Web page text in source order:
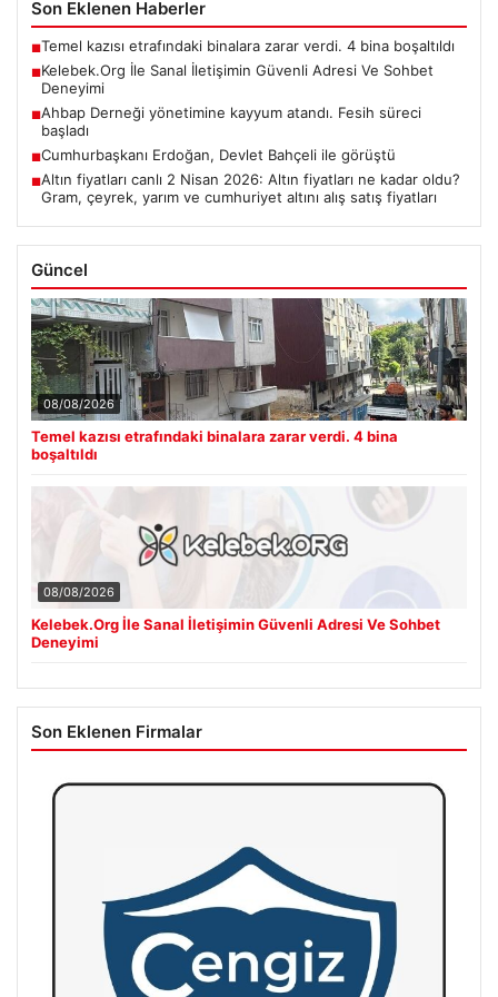
Son Eklenen Haberler
■Temel kazısı etrafındaki binalara zarar verdi. 4 bina boşaltıldı
■Kelebek.Org İle Sanal İletişimin Güvenli Adresi Ve Sohbet
Deneyimi
■Ahbap Derneği yönetimine kayyum atandı. Fesih süreci
başladı
■Cumhurbaşkanı Erdoğan, Devlet Bahçeli ile görüştü
■Altın fiyatları canlı 2 Nisan 2026: Altın fiyatları ne kadar oldu?
Gram, çeyrek, yarım ve cumhuriyet altını alış satış fiyatları
Güncel
08/08/2026
Temel kazısı etrafındaki binalara zarar verdi. 4 bina
boşaltıldı
08/08/2026
Kelebek.Org İle Sanal İletişimin Güvenli Adresi Ve Sohbet
Deneyimi
Son Eklenen Firmalar